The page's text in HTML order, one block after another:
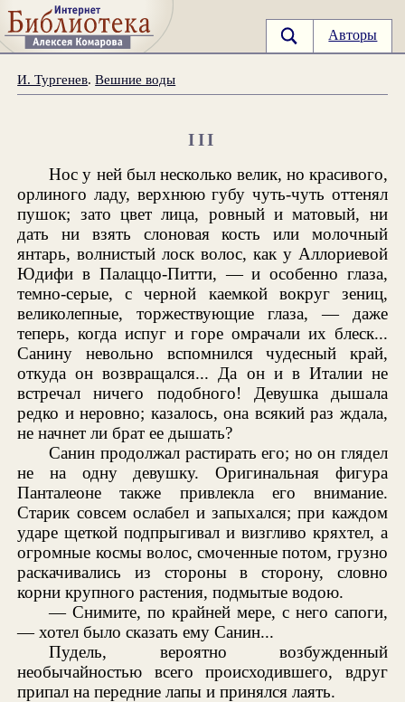
Авторы
И. Тургенев.Вешние воды
III
Нос у ней был несколько велик, но красивого,
орлиного ладу, верхнюю губу чуть-чуть оттенял
пушок; зато цвет лица, ровный и матовый, ни
дать ни взять слоновая кость или молочный
янтарь, волнистый лоск волос, как у Аллориевой
Юдифи в Палаццо-Питти, — и особенно глаза,
темно-серые, с черной каемкой вокруг зениц,
великолепные, торжествующие глаза, — даже
теперь, когда испуг и горе омрачали их блеск...
Санину невольно вспомнился чудесный край,
откуда он возвращался... Да он и в Италии не
встречал ничего подобного! Девушка дышала
редко и неровно; казалось, она всякий раз ждала,
не начнет ли брат ее дышать?
Санин продолжал растирать его; но он глядел
не на одну девушку. Оригинальная фигура
Панталеоне также привлекла его внимание.
Старик совсем ослабел и запыхался; при каждом
ударе щеткой подпрыгивал и визгливо кряхтел, а
огромные космы волос, смоченные потом, грузно
раскачивались из стороны в сторону, словно
корни крупного растения, подмытые водою.
— Снимите, по крайней мере, с него сапоги,
— хотел было сказать ему Санин...
Пудель, вероятно возбужденный
необычайностью всего происходившего, вдруг
припал на передние лапы и принялся лаять.